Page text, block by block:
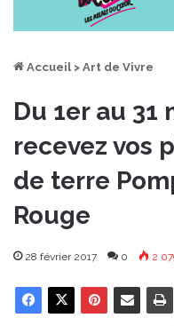
Accueil > Art de Vivre
Du 1er au 31
recevez vos
de terre
Rouge
28 février 2017 0 2